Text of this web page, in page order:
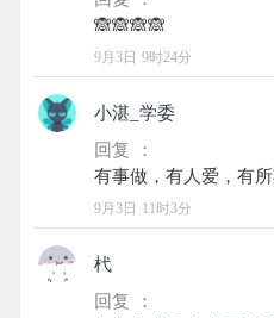
9月3日 9时24分
小湛_学委
回复 ：
9月3日 11时3分
杙
回复 ：